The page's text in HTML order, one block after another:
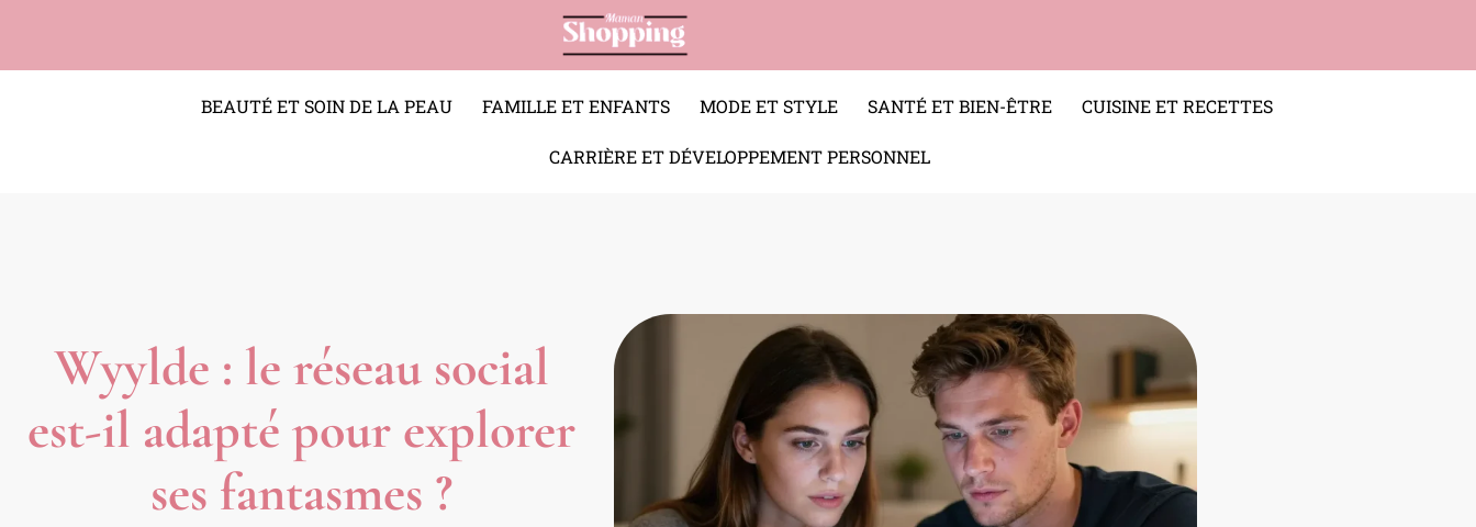
BEAUTÉ ET SOIN DE LA PEAU FAMILLE ET ENFANTS MODE ET STYLE SANTÉ ET BIEN-ÊTRE CUISINE ET RECETTES
CARRIÈRE ET DÉVELOPPEMENT PERSONNEL
Wyylde : le réseau social
est-il adapté pour explorer
ses fantasmes ?